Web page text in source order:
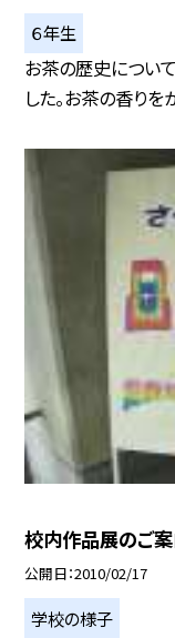
６年生
お茶の歴史につい
した。お茶の香りを
校内作品展のご
公開日 2010/02/17
学校の様子